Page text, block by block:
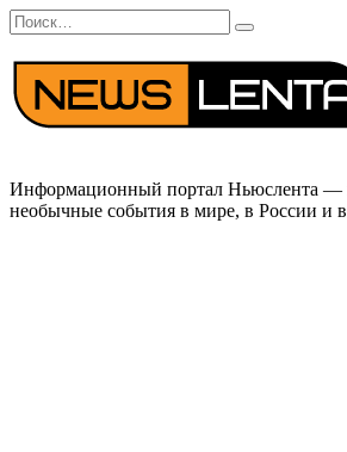
Перейти
к
содержанию
Search
for:
Информационный портал Ньюслента —
необычные события в мире, в России и